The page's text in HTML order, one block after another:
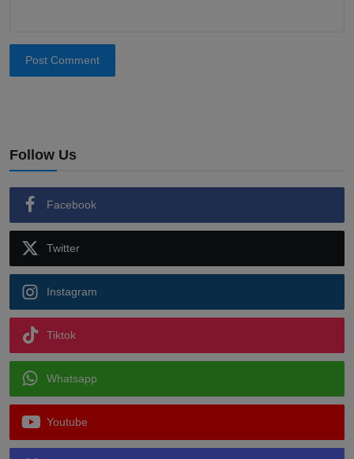
Post Comment
Follow Us
Facebook
Twitter
Instagram
Tiktok
Whatsapp
Youtube